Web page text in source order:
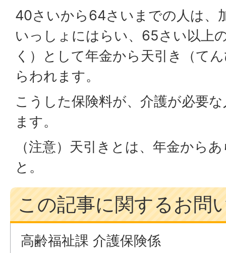
40さいから64さいまでの人は、
いっしょにはらい、65さい以上
く）として年金から天引き（て
らわれます。
こうした保険料が、介護が必要
ます。
（注意）天引きとは、年金から
と。
この記事に関するお問
高齢福祉課 介護保険係